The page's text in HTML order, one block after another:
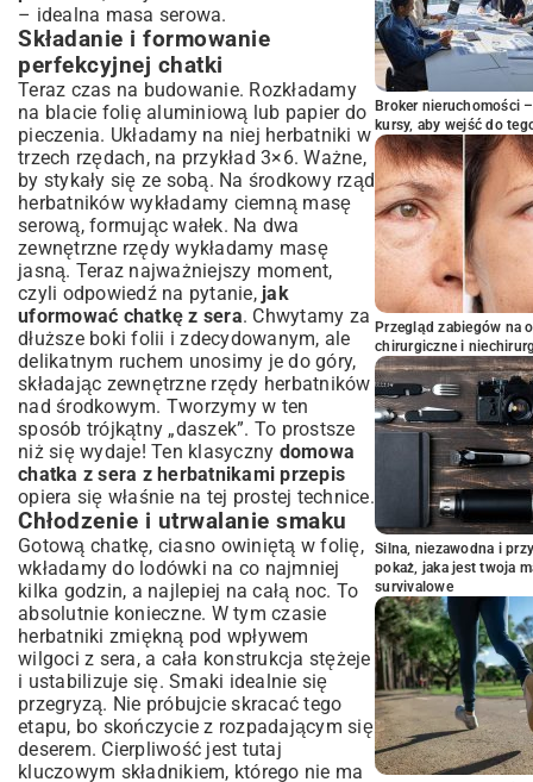
– idealna masa serowa.
Składanie i formowanie
perfekcyjnej chatki
Teraz czas na budowanie. Rozkładamy
na blacie folię aluminiową lub papier do
pieczenia. Układamy na niej herbatniki w
trzech rzędach, na przykład 3×6. Ważne,
by stykały się ze sobą. Na środkowy rząd
herbatników wykładamy ciemną masę
serową, formując wałek. Na dwa
zewnętrzne rzędy wykładamy masę
jasną. Teraz najważniejszy moment,
czyli odpowiedź na pytanie, jak
uformować chatkę z sera. Chwytamy za
dłuższe boki folii i zdecydowanym, ale
delikatnym ruchem unosimy je do góry,
składając zewnętrzne rzędy herbatników
nad środkowym. Tworzymy w ten
sposób trójkątny „daszek”. To prostsze
niż się wydaje! Ten klasyczny domowa
chatka z sera z herbatnikami przepis
opiera się właśnie na tej prostej technice.
Chłodzenie i utrwalanie smaku
Gotową chatkę, ciasno owiniętą w folię,
wkładamy do lodówki na co najmniej
kilka godzin, a najlepiej na całą noc. To
absolutnie konieczne. W tym czasie
herbatniki zmiękną pod wpływem
wilgoci z sera, a cała konstrukcja stężeje
i ustabilizuje się. Smaki idealnie się
przegryzą. Nie próbujcie skracać tego
etapu, bo skończycie z rozpadającym się
deserem. Cierpliwość jest tutaj
kluczowym składnikiem, którego nie ma
Broker nieruchomości
kursy, aby wejść do
Przegląd zabiegów na
chirurgiczne i
Silna, niezawodna i
pokaż, jaka jest twoja
survivalowe